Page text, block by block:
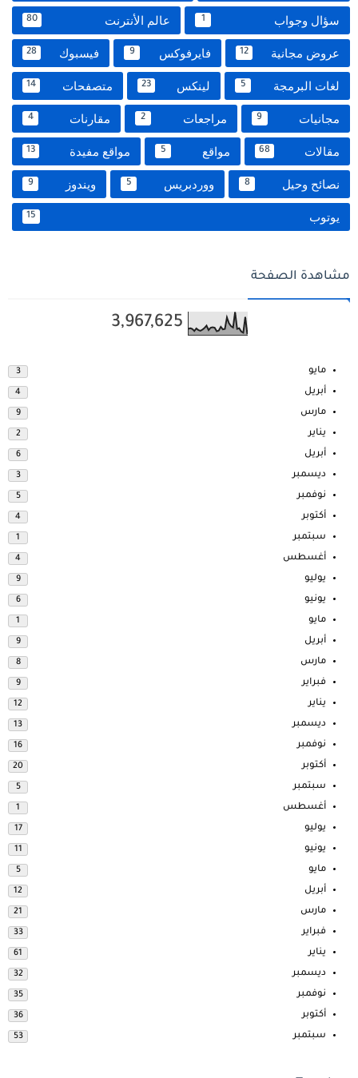
سؤال وجواب 1 عالم الأنترنت 80
عروض مجانية 12 فايرفوكس 9 فيسبوك 28
لغات البرمجة 5 لينكس 23 متصفحات 14
مجانيات 9 مراجعات 2 مقارنات 4
مقالات 68 مواقع 5 مواقع مفيدة 13
نصائح وحيل 8 ووردبريس 5 ويندوز 9
يوتوب 15
مشاهدة الصفحة
3,967,625
مايو 3
أبريل 4
مارس 9
يناير 2
أبريل 6
ديسمبر 3
نوفمبر 5
أكتوبر 4
سبتمبر 1
أغسطس 4
يوليو 9
يونيو 6
مايو 1
أبريل 9
مارس 8
فبراير 9
يناير 12
ديسمبر 13
نوفمبر 16
أكتوبر 20
سبتمبر 5
أغسطس 1
يوليو 17
يونيو 11
مايو 5
أبريل 12
مارس 21
فبراير 33
يناير 61
ديسمبر 32
نوفمبر 35
أكتوبر 36
سبتمبر 53